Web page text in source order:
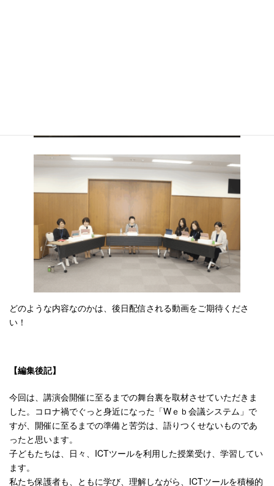
どのような内容なのかは、後日配信される動画をご期待くださ
い！
【編集後記】
今回は、講演会開催に至るまでの舞台裏を取材させていただきま
した。コロナ禍でぐっと身近になった「Wｅｂ会議システム」で
すが、開催に至るまでの準備と苦労は、語りつくせないものであ
ったと思います。
子どもたちは、日々、ICTツールを利用した授業受け、学習してい
ます。
私たち保護者も、ともに学び、理解しながら、ICTツールを積極的